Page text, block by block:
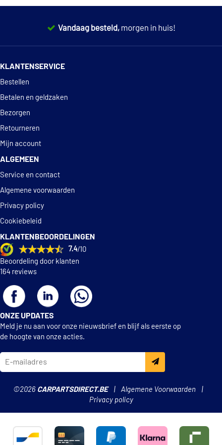
Spidan 83504
€ 4,27
Vandaag besteld, morgen in huis!
KLANTENSERVICE
Bestellen
Betalen en geldzaken
Bezorgen
Retourneren
Mijn account
ALGEMEEN
Service en contact
Algemene voorwaarden
Privacy policy
Cookiebeleid
KLANTENBEOORDELINGEN
7.4/10
Beoordeling door klanten
164 reviews
ONZE UPDATES
Meld je nu aan voor onze nieuwsbrief en blijf als eerste op
de hoogte van onze acties.
©2026 CARPARTSDIRECT.BE
Algemene Voorwaarden
Privacy policy